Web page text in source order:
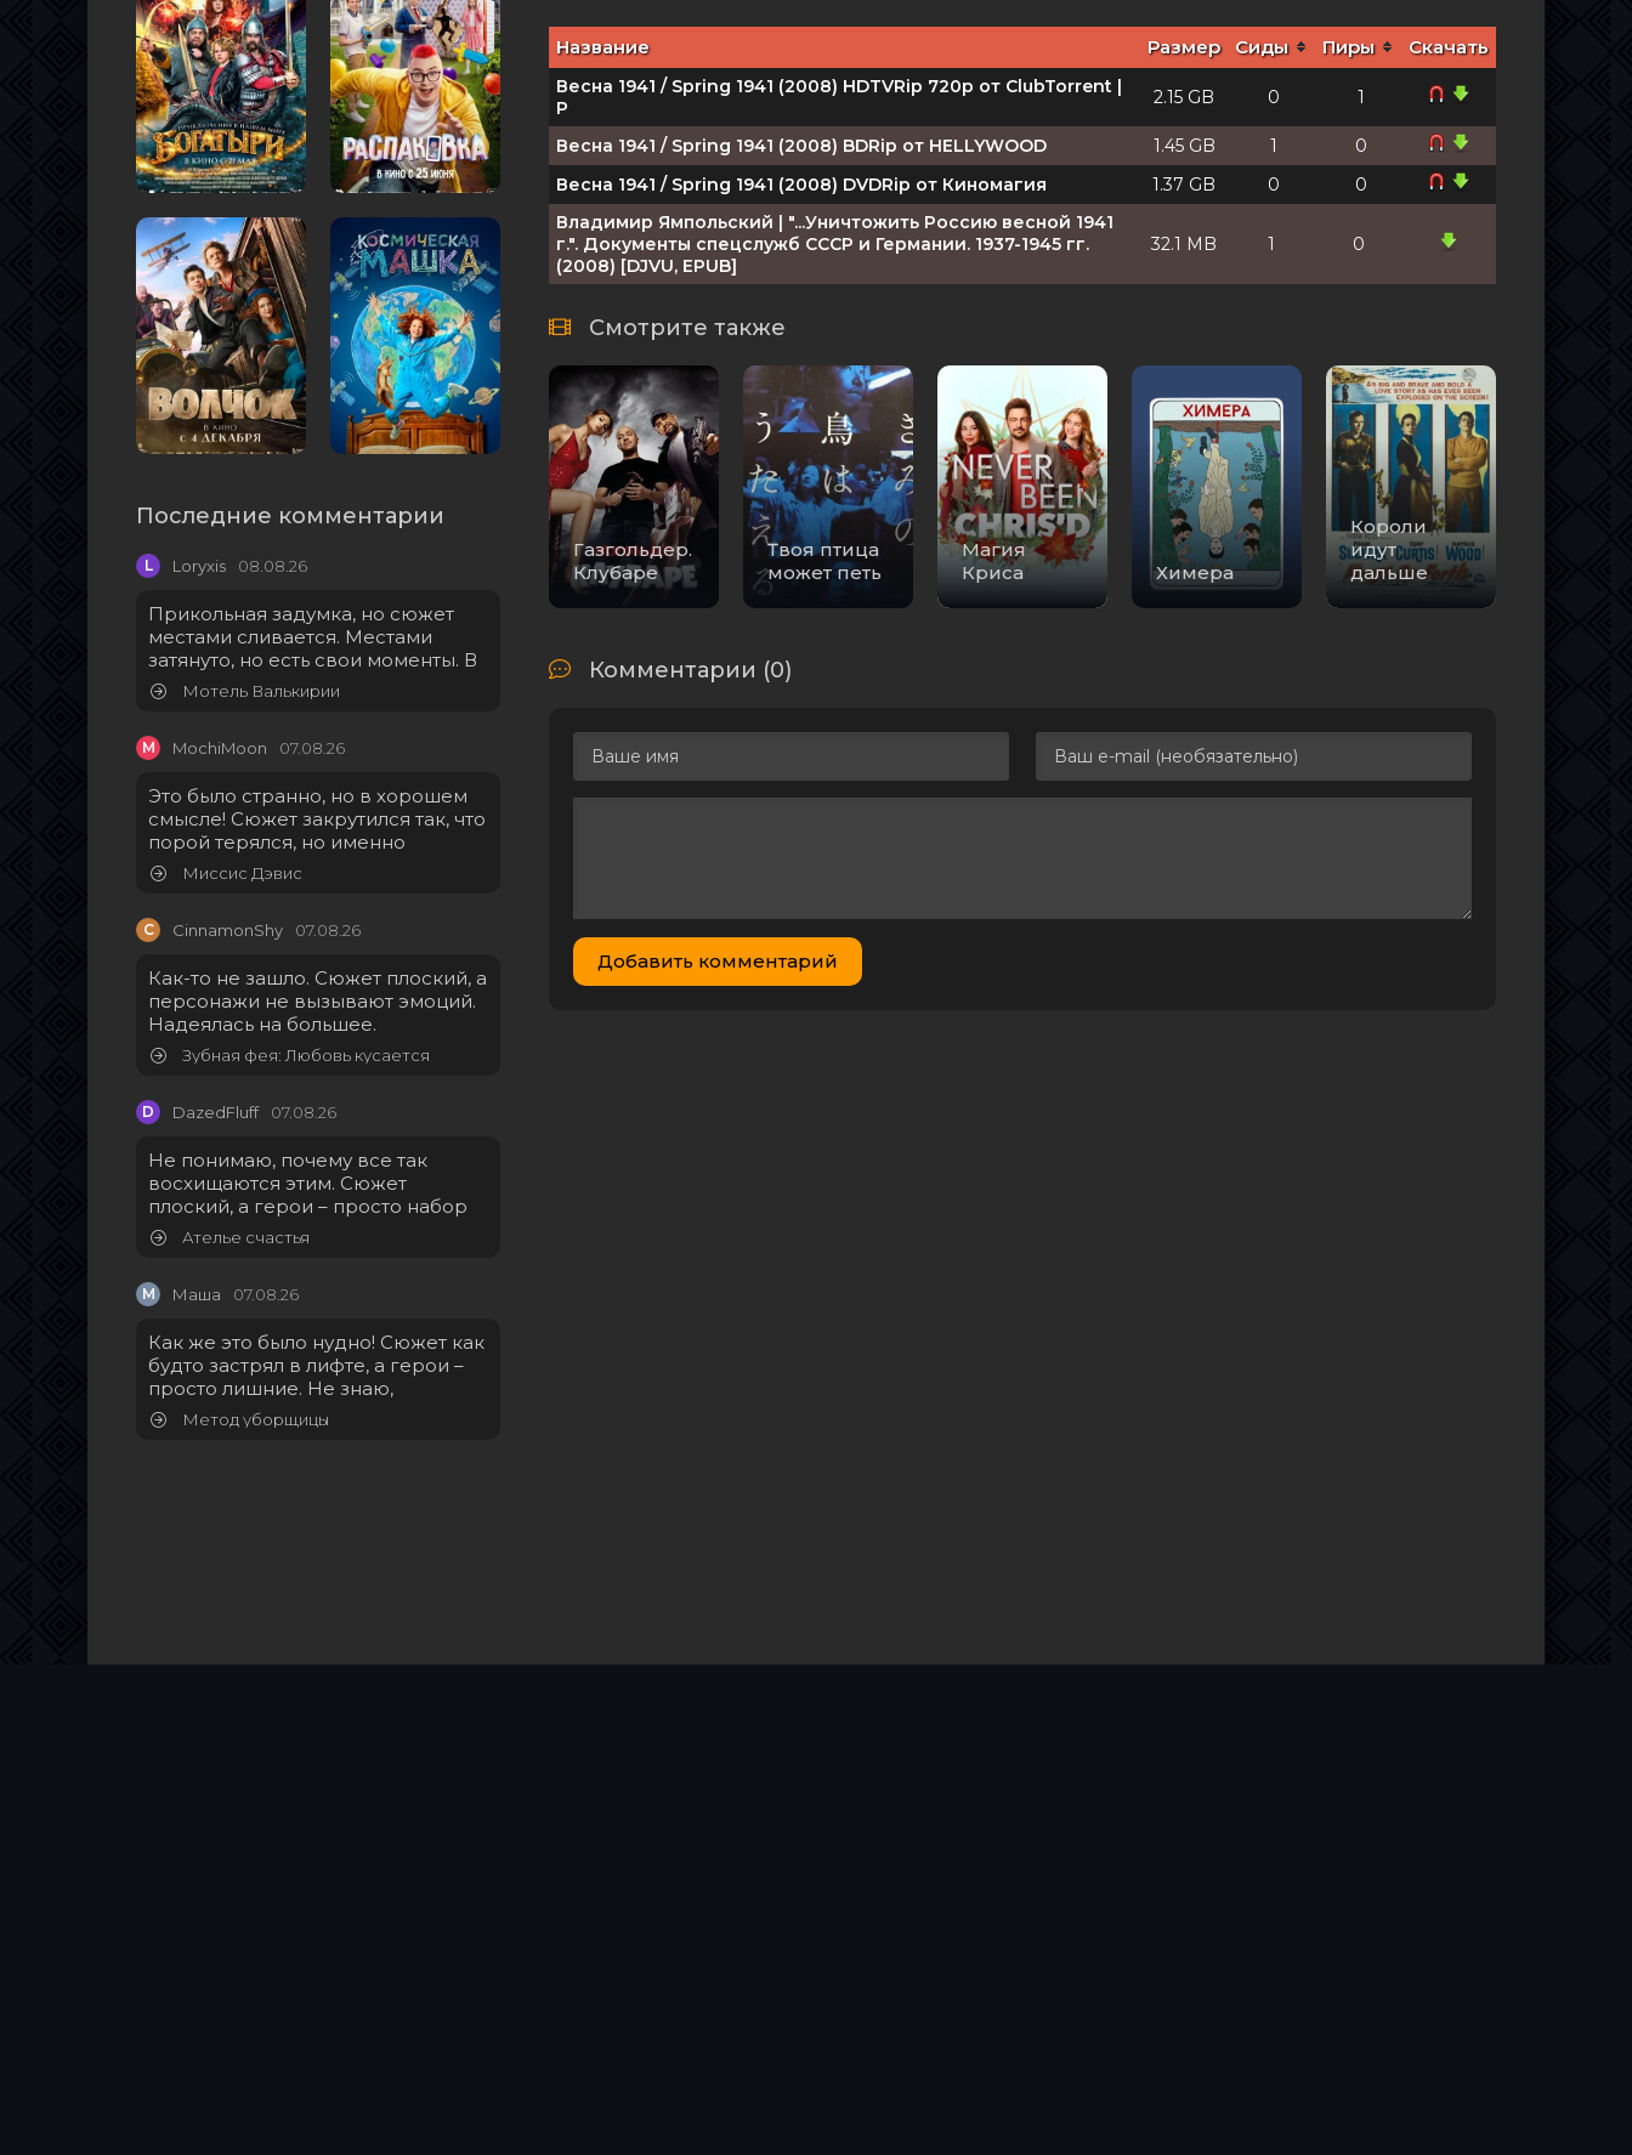
Последние комментарии
L Loryxis 08.08.26
Прикольная задумка, но сюжет
местами сливается. Местами
затянуто, но есть свои моменты. В
Мотель Валькирии
M MochiMoon 07.08.26
Это было странно, но в хорошем
смысле! Сюжет закрутился так, что
порой терялся, но именно
Миссис Дэвис
C CinnamonShy 07.08.26
Как-то не зашло. Сюжет плоский, а
персонажи не вызывают эмоций.
Надеялась на большее.
Зубная фея: Любовь кусается
D DazedFluff 07.08.26
Не понимаю, почему все так
восхищаются этим. Сюжет
плоский, а герои – просто набор
Ателье счастья
М Маша 07.08.26
Как же это было нудно! Сюжет как
будто застрял в лифте, а герои –
просто лишние. Не знаю,
Метод уборщицы
Название Размер Сиды Пиры Скачать
Весна 1941 / Spring 1941 (2008) HDTVRip 720p от ClubTorrent |
P
2.15 GB 0 1
Весна 1941 / Spring 1941 (2008) BDRip от HELLYWOOD 1.45 GB 1
0
Весна 1941 / Spring 1941 (2008) DVDRip от Киномагия
1.37 GB 0
0
Владимир Ямпольский | "...Уничтожить Россию весной 1941
г.". Документы спецслужб СССР и Германии. 1937-1945 гг.
(2008) [DJVU, EPUB]
32.1 MB 1 0
Смотрите также
Газгольдер.
Клубаре
Твоя птица
может петь
Магия
Криса
Химера
Короли
идут
дальше
Комментарии (0)
Добавить комментарий